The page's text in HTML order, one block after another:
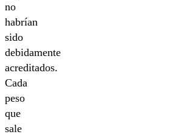
no
habrían
sido
debidamente
acreditados.
Cada
peso
que
sale